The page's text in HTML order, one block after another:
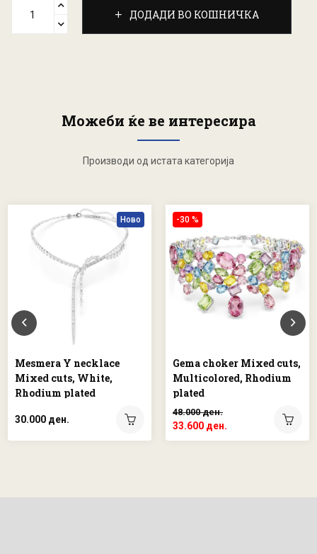
ДОДАДИ ВО КОШНИЧКА
Можеби ќе ве интересира
Производи од истата категорија
Ново
Mesmera Y necklace
Mixed cuts, White,
Rhodium plated
30.000 ден.
-30 %
Gema choker Mixed cuts,
Multicolored, Rhodium
plated
48.000 ден.
33.600 ден.